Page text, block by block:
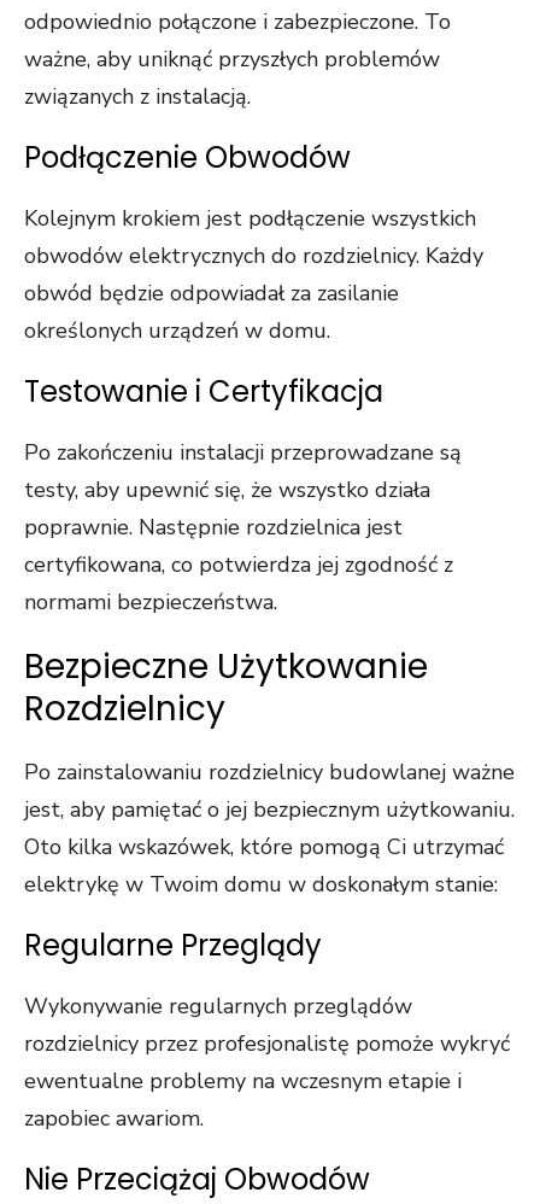
odpowiednio połączone i zabezpieczone. To
ważne, aby uniknąć przyszłych problemów
związanych z instalacją.
Podłączenie Obwodów
Kolejnym krokiem jest podłączenie wszystkich
obwodów elektrycznych do rozdzielnicy. Każdy
obwód będzie odpowiadał za zasilanie
określonych urządzeń w domu.
Testowanie i Certyfikacja
Po zakończeniu instalacji przeprowadzane są
testy, aby upewnić się, że wszystko działa
poprawnie. Następnie rozdzielnica jest
certyfikowana, co potwierdza jej zgodność z
normami bezpieczeństwa.
Bezpieczne Użytkowanie
Rozdzielnicy
Po zainstalowaniu rozdzielnicy budowlanej ważne
jest, aby pamiętać o jej bezpiecznym użytkowaniu.
Oto kilka wskazówek, które pomogą Ci utrzymać
elektrykę w Twoim domu w doskonałym stanie:
Regularne Przeglądy
Wykonywanie regularnych przeglądów
rozdzielnicy przez profesjonalistę pomoże wykryć
ewentualne problemy na wczesnym etapie i
zapobiec awariom.
Nie Przeciążaj Obwodów